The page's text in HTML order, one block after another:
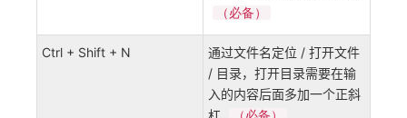
（必备）
Ctrl + Shift + N
通过文件名定位 / 打开文件
/ 目录，打开目录需要在输
入的内容后面多加一个正斜
杠